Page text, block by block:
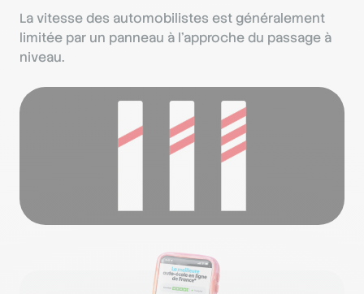
La vitesse des automobilistes est généralement
limitée par un panneau à l’approche du passage à
niveau.